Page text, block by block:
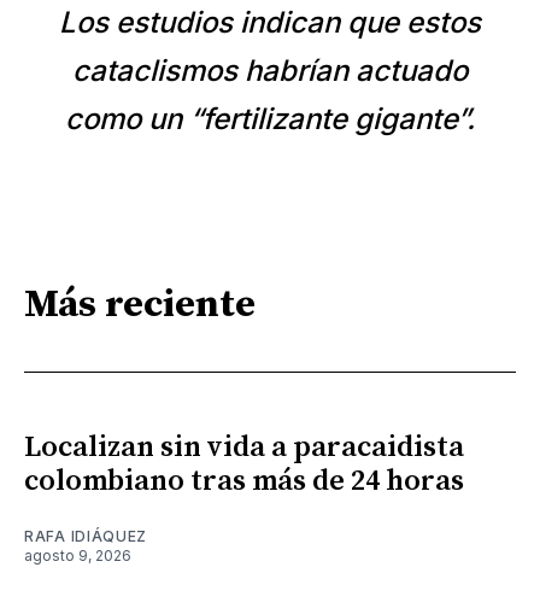
Los estudios indican que estos
cataclismos habrían actuado
como un “fertilizante gigante”.
Más reciente
Localizan sin vida a paracaidista
colombiano tras más de 24 horas
RAFA IDIÁQUEZ
agosto 9, 2026